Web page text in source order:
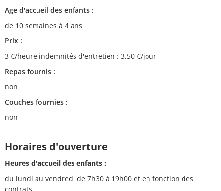
Age d'accueil des enfants :
de 10 semaines à 4 ans
Prix :
3 €/heure indemnités d'entretien : 3,50 €/jour
Repas fournis :
non
Couches fournies :
non
Horaires d'ouverture
Heures d'accueil des enfants :
du lundi au vendredi de 7h30 à 19h00 et en fonction des
contrats.